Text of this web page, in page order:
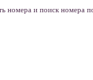
номера и поиск номера